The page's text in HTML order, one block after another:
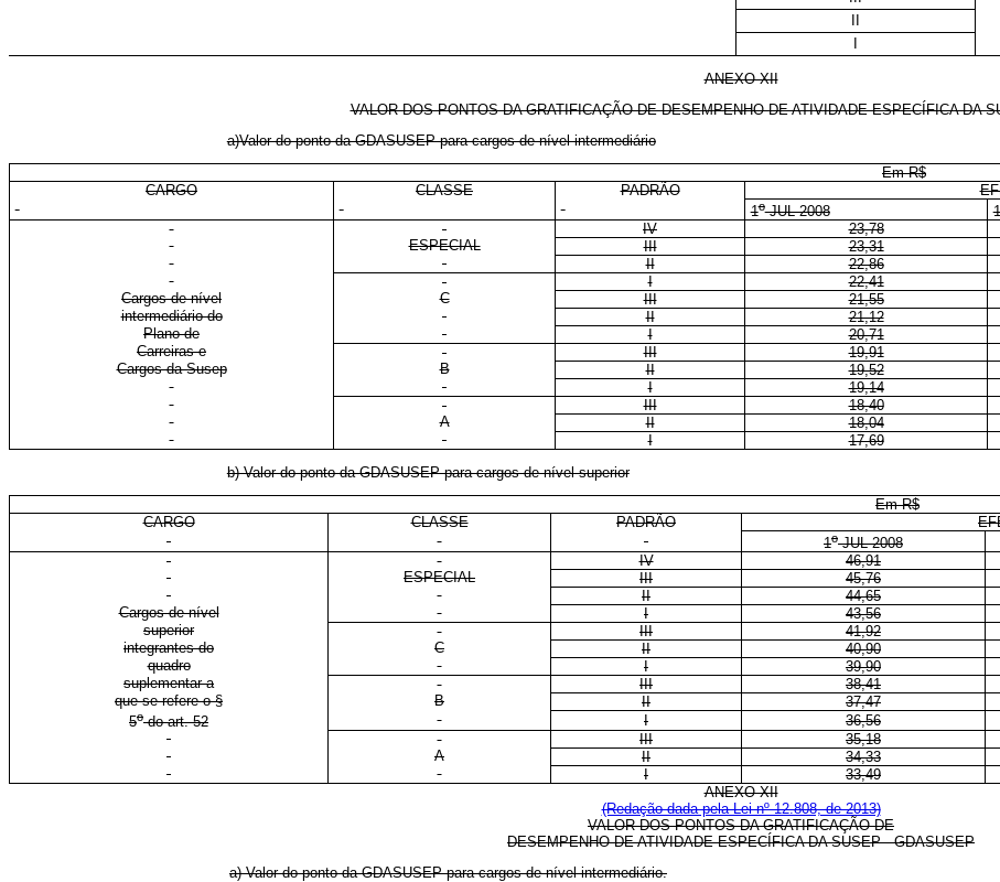
ANEXO XII
VALOR DOS PONTOS DA GRATIFICAÇÃO DE DESEMPENHO DE ATIVIDADE ESPECÍFICA DA
a)Valor do ponto da GDASUSEP para cargos de nível intermediário
Em R$
CARGO
CLASSE PADRÃO
1oJUL 2008 1
IV
23,78
ESPECIAL
III 23,31
II
22,86
I
22,41
Cargos de nível
C III 21,55
intermediário do
II 21,12
Plano de
I 20,71
Carreiras e
III 19,91
Cargos da Susep
B II 19,52
I
19,14
III
18,40
A
II 18,04
I
17,69
b) Valor do ponto da GDASUSEP para cargos de nível superior
Em R$
CARGO
CLASSE PADRÃO
1oJUL 2008
IV
46,91
ESPECIAL
III 45,76
II
44,65
Cargos de nível
I 43,56
superior
III 41,92
integrantes do
C II 40,90
quadro
I 39,90
suplementar a
III 38,41
que se refere o §
B II 37,47
5odo art. 52 I 36,56
III
35,18
A
II 34,33
I
33,49
ANEXO XII
(Redação dada pela Lei nº 12.808, de 2013)
VALOR DOS PONTOS DA GRATIFICAÇÃO DE
DESEMPENHO DE ATIVIDADE ESPECÍFICA DA SUSEP - GDASUSEP
a) Valor do ponto da GDASUSEP para cargos de nível intermediário.